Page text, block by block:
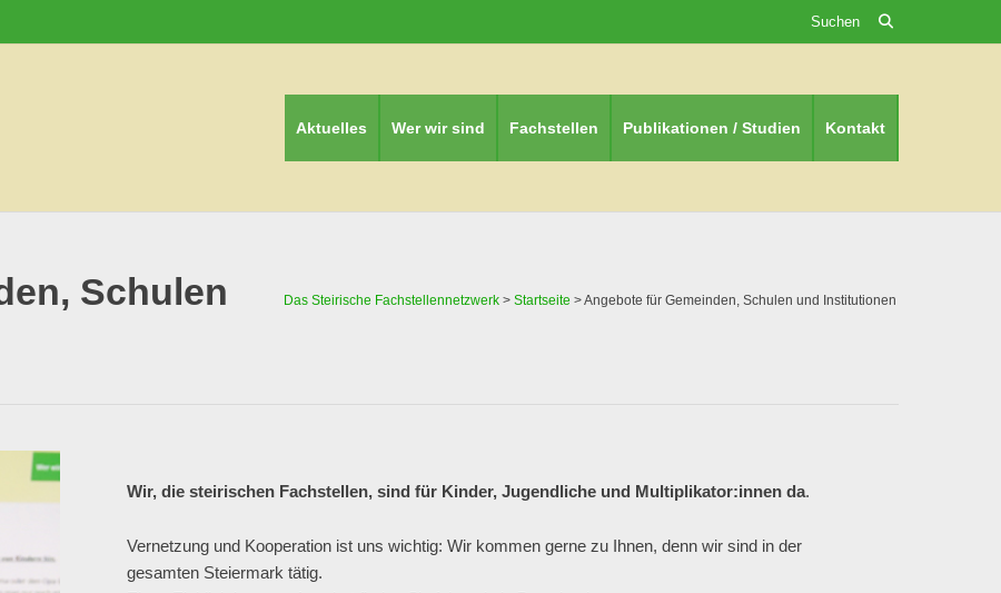
Suchen
Aktuelles Wer wir sind Fachstellen Publikationen / Studien Kontakt
Schulen
Das Steirische Fachstellennetzwerk > Startseite >Angebote für Gemeinden, Schulen und Institutionen
Wir, die steirischen Fachstellen, sind für Kinder, Jugendliche und Multiplikator:innen da.
Vernetzung und Kooperation ist uns wichtig: Wir kommen gerne zu Ihnen, denn wir sind in der
gesamten Steiermark tätig.